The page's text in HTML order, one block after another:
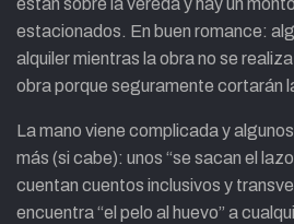
están sobre la vereda y hay un
estacionados. En buen romance:
alquiler mientras la obra no se
obra porque seguramente cortarán
La mano viene complicada y
más (si cabe): unos “se sacan el
cuentan cuentos inclusivos y
encuentra “el pelo al huevo” a